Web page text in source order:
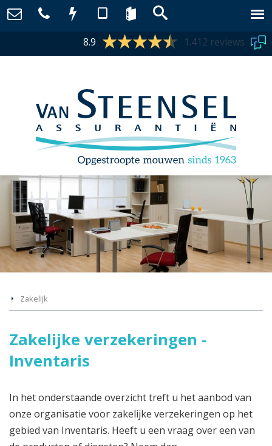
8.9 1.412 reviews
Zakelijk
Zakelijke verzekeringen -
Inventaris
In het onderstaande overzicht treft u het aanbod van
onze organisatie voor zakelijke verzekeringen op het
gebied van Inventaris. Heeft u een vraag over een van